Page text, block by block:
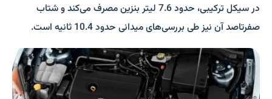
در سیکل ترکیبی، حدود 7.6 لیتر بنزین مصرف می‌کند و شتاب
صفرتاصد آن نیز طی بررسی‌های میدانی حدود 10.4 ثانیه است.